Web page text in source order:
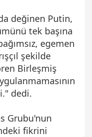
değinen Putin,
tek başına
egemen
şekilde
Birleşmiş
dedi.
Grubu'nun
fikrini